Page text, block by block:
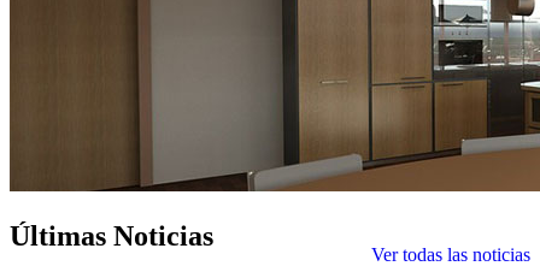
Ver todas las noticias
Últimas Noticias